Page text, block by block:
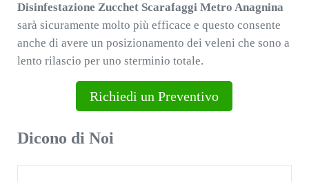
Disinfestazione Zucchet Scarafaggi Metro Anagnina
sarà sicuramente molto più efficace e questo consente
anche di avere un posizionamento dei veleni che sono a
lento rilascio per uno sterminio totale.
Richiedi un Preventivo
Dicono di Noi